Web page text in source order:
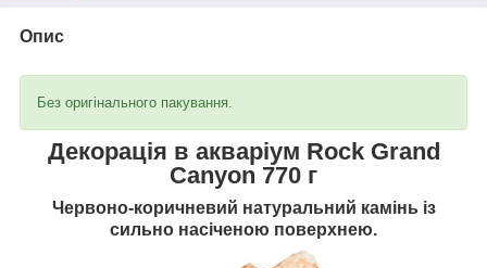
Опис
Без оригінального пакування.
Декорація в акваріум Rock Grand
Canyon 770 г
Червоно-коричневий натуральний камінь із
сильно насіченою поверхнею.